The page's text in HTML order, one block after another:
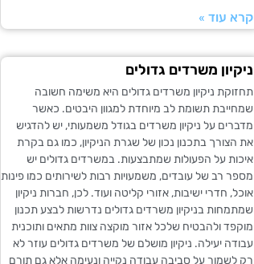
קרא עוד »
ניקיון משרדים גדולים
תחזוקת ניקיון משרדים גדולים היא משימה חשובה
שמחייבת תשומת לב מיוחדת למגוון היבטים. כאשר
מדברים על ניקיון משרדים בגודל משמעותי, יש להדגיש
את הצורך בתכנון נכון של שגרת הניקיון, כמו גם בקרת
איכות על הפעולות שמתבצעות. במשרדים גדולים יש
מספר רב של עובדים, משמעויות רבות לשירותים כמו פינות
אוכל, חדרי ישיבות, אזורי קליטה ועוד. לכן, חברות ניקיון
שמתמחות בניקיון משרדים גדולים נדרשות לבצע תכנון
מוקפד ולהבטיח שלכל אזור מוקצה צוות מתאים ותוכנית
עבודה יעילה. ניקיון מושלם של משרדים גדולים עוזר לא
רק לשמור על סביבה עבודה נקייה ונעימה אלא גם תורם